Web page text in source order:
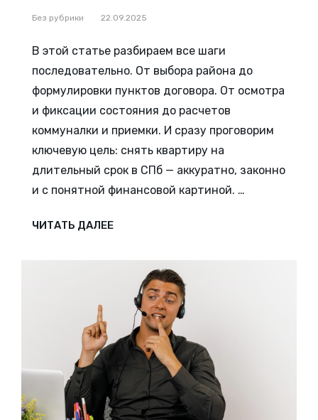
Рубрики
Без рубрики 22.09.2025
В этой статье разбираем все шаги
последовательно. От выбора района до
формулировки пунктов договора. От осмотра
и фиксации состояния до расчетов
коммуналки и приемки. И сразу проговорим
ключевую цель: снять квартиру на
длительный срок в СПб — аккуратно, законно
и с понятной финансовой картиной. …
ЧИТАТЬ ДАЛЕЕКАК
СНЯТЬ
ПОЛНЫЙ
ГИД
ПРИМЕРАМИ